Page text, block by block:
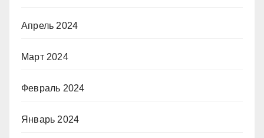
Апрель 2024
Март 2024
Февраль 2024
Январь 2024